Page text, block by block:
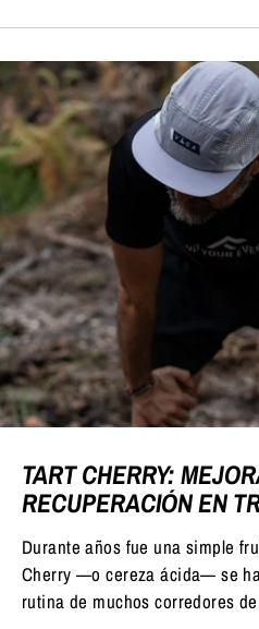
TART CHERRY:
RECUPERACIÓN EN
Durante años fue una simple
Cherry —o cereza ácida— se
rutina de muchos corredores